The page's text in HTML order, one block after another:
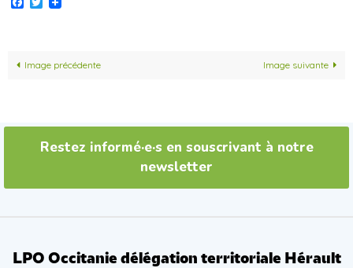
Image précédente Image suivante
Restez informé·e·s en souscrivant à notre
newsletter
LPO Occitanie délégation territoriale Hérault